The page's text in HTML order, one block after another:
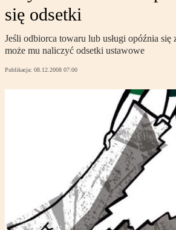
się odsetki
Jeśli odbiorca towaru lub usługi opóźnia się
może mu naliczyć odsetki ustawowe
Publikacja: 08.12.2008 07:00